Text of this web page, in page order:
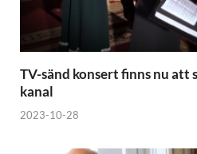
TV-sänd konsert finns nu att
kanal
2023-10-28